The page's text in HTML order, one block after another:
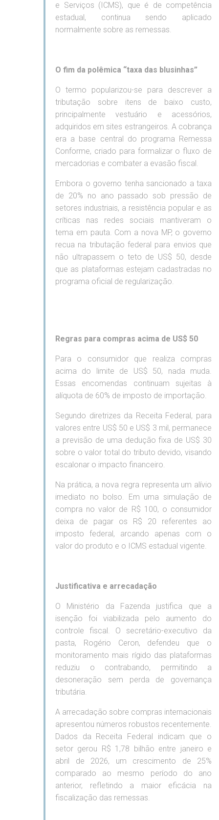
e Serviços (ICMS), que é de competência
estadual, continua sendo aplicado
normalmente sobre as remessas.
O fim da polêmica “taxa das blusinhas”
O termo popularizou-se para descrever a
tributação sobre itens de baixo custo,
principalmente vestuário e acessórios,
adquiridos em sites estrangeiros. A cobrança
era a base central do programa Remessa
Conforme, criado para formalizar o fluxo de
mercadorias e combater a evasão fiscal.
Embora o governo tenha sancionado a taxa
de 20% no ano passado sob pressão de
setores industriais, a resistência popular e as
críticas nas redes sociais mantiveram o
tema em pauta. Com a nova MP, o governo
recua na tributação federal para envios que
não ultrapassem o teto de US$ 50, desde
que as plataformas estejam cadastradas no
programa oficial de regularização.
Regras para compras acima de US$ 50
Para o consumidor que realiza compras
acima do limite de US$ 50, nada muda.
Essas encomendas continuam sujeitas à
alíquota de 60% de imposto de importação.
Segundo diretrizes da Receita Federal, para
valores entre US$ 50 e US$ 3 mil, permanece
a previsão de uma dedução fixa de US$ 30
sobre o valor total do tributo devido, visando
escalonar o impacto financeiro.
Na prática, a nova regra representa um alívio
imediato no bolso. Em uma simulação de
compra no valor de R$ 100, o consumidor
deixa de pagar os R$ 20 referentes ao
imposto federal, arcando apenas com o
valor do produto e o ICMS estadual vigente.
Justificativa e arrecadação
O Ministério da Fazenda justifica que a
isenção foi viabilizada pelo aumento do
controle fiscal. O secretário-executivo da
pasta, Rogério Ceron, defendeu que o
monitoramento mais rígido das plataformas
reduziu o contrabando, permitindo a
desoneração sem perda de governança
tributária.
A arrecadação sobre compras internacionais
apresentou números robustos recentemente.
Dados da Receita Federal indicam que o
setor gerou R$ 1,78 bilhão entre janeiro e
abril de 2026, um crescimento de 25%
comparado ao mesmo período do ano
anterior, refletindo a maior eficácia na
fiscalização das remessas.